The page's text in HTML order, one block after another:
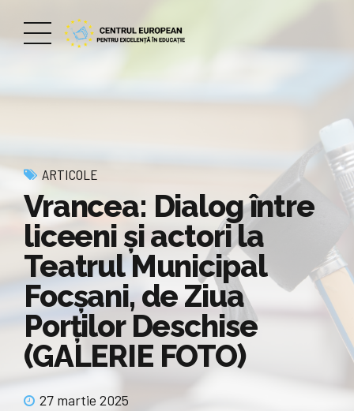
ARTICOLE
Vrancea: Dialog între
liceeni și actori la
Teatrul Municipal
Focșani, de Ziua
Porților Deschise
(GALERIE FOTO)
27 martie 2025